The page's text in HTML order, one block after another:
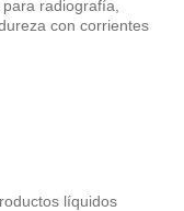
radiografía,
con corrientes
líquidos